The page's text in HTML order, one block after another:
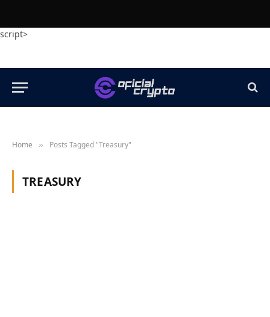
script>
Home » Posts Tagged "Treasury"
TREASURY